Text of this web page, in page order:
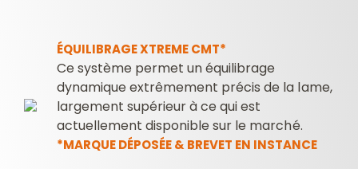
ÉQUILIBRAGE XTREME CMT*
Ce système permet un équilibrage
dynamique extrêmement précis de la lame,
largement supérieur à ce qui est
actuellement disponible sur le marché.
*MARQUE DÉPOSÉE & BREVET EN INSTANCE